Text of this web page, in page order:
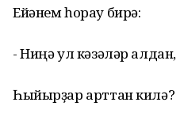
Ейәнем һорау бирә:
- Ниңә ул кәзәләр алдан,
Һыйырҙар арттан килә?